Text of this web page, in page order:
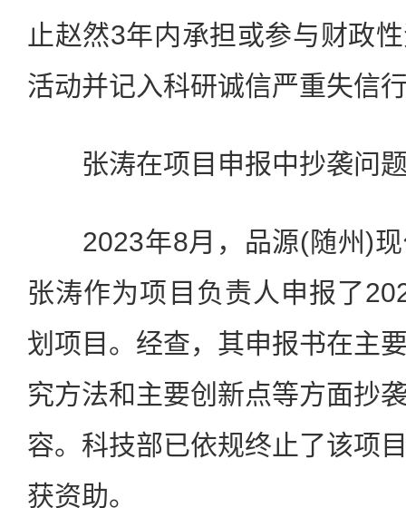
止赵然3年内承担或参与财政
活动并记入科研诚信严重失信
张涛在项目申报中抄袭问
2023年8月，品源(随州)现
张涛作为项目负责人申报了
划项目。经查，其申报书在主
究方法和主要创新点等方面抄
容。科技部已依规终止了该项
获资助。